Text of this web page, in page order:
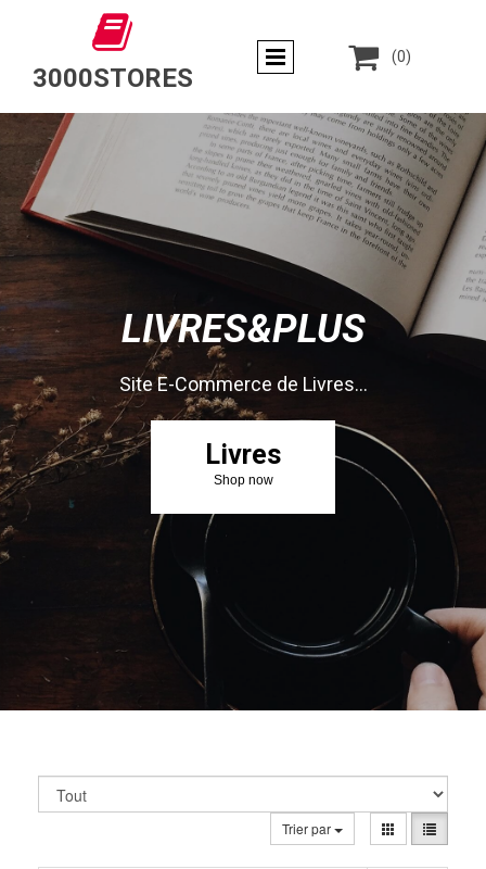

3000STORES
 (0)
LIVRES&PLUS
Site E-Commerce de Livres...
Livres
Shop now
Trier par